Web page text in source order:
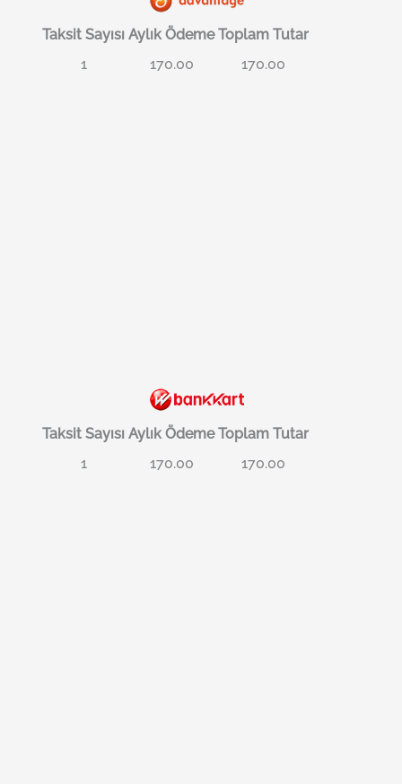
Taksit Sayısı Aylık Ödeme Toplam Tutar
1
170.00 170.00
Taksit Sayısı Aylık Ödeme Toplam Tutar
1
170.00 170.00